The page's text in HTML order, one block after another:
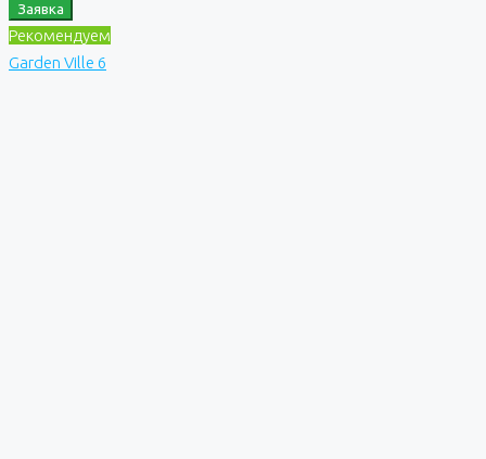
Заявка
Рекомендуем
Garden Ville 6